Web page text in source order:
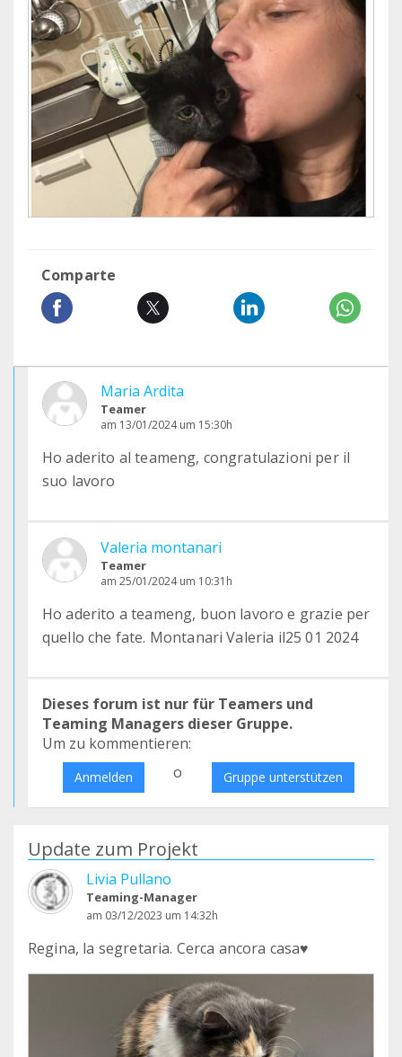
Comparte
Maria Ardita
Teamer
am 13/01/2024 um 15:30h
Ho aderito al teameng, congratulazioni per il
suo lavoro
Valeria montanari
Teamer
am 25/01/2024 um 10:31h
Ho aderito a teameng, buon lavoro e grazie per
quello che fate. Montanari Valeria il25 01 2024
Dieses forum ist nur für Teamers und
Teaming Managers dieser Gruppe.
Um zu kommentieren:
Anmelden o Gruppe unterstützen
Update zum Projekt
Livia Pullano
Teaming-Manager
am 03/12/2023 um 14:32h
Regina, la segretaria. Cerca ancora casa♥️